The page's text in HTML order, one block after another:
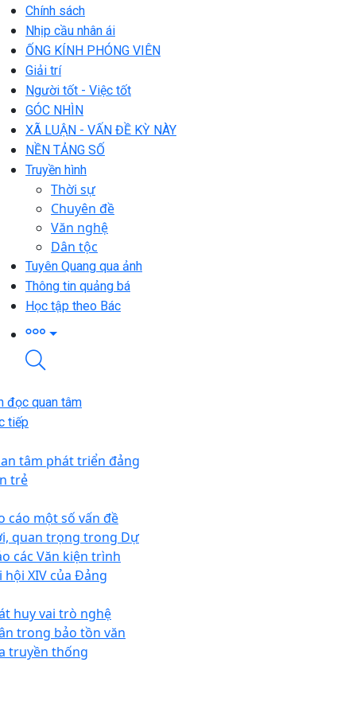
Chính sách
Nhịp cầu nhân ái
ỐNG KÍNH PHÓNG VIÊN
Giải trí
Người tốt - Việc tốt
GÓC NHÌN
XÃ LUẬN - VẤN ĐỀ KỲ NÀY
NỀN TẢNG SỐ
Truyền hình
Thời sự
Chuyên đề
Văn nghệ
Dân tộc
Tuyên Quang qua ảnh
Thông tin quảng bá
Học tập theo Bác
đọc quan tâm
tiếp
tâm phát triển đảng
trẻ
cáo một số vấn đề
quan trọng trong Dự
các Văn kiện trình
hội XIV của Đảng
huy vai trò nghệ
trong bảo tồn văn
truyền thống